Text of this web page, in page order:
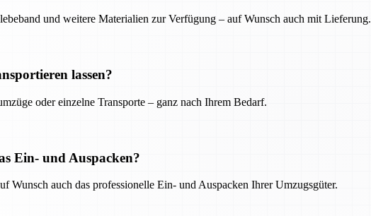
und weitere Materialien zur Verfügung – auf Wunsch auch mit Lieferung.
lassen?
oder einzelne Transporte – ganz nach Ihrem Bedarf.
Ein- und Auspacken?
Wunsch auch das professionelle Ein- und Auspacken Ihrer Umzugsgüter.